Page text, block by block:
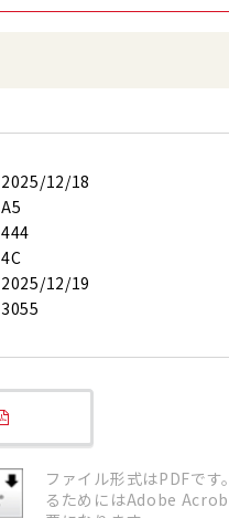
2025/12/18
A5
444
4C
2025/12/19
3055
ファイル形式はPDFです
るためにはAdobe